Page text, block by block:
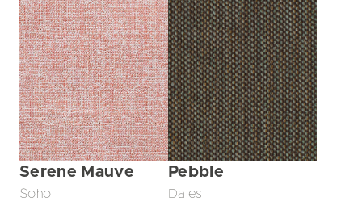
Serene Mauve
Soho
Pebble
Dales